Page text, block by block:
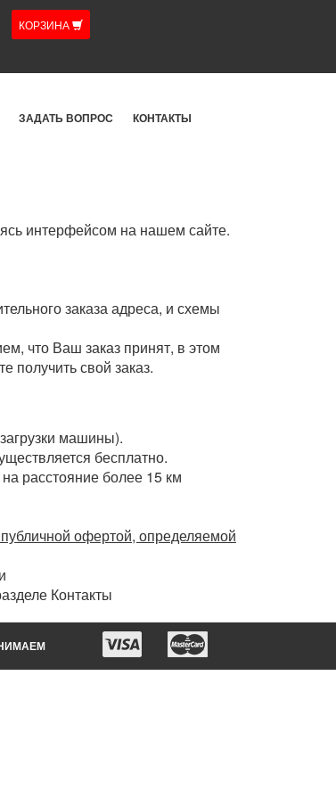
КОРЗИНА
ЗАДАТЬ ВОПРОС КОНТАКТЫ
интерфейсом на нашем сайте.
заказа адреса, и схемы
что Ваш заказ принят, в этом
получить свой заказ.
машины).
бесплатно.
расстояние более 15 км
офертой, определяемой
Контакты